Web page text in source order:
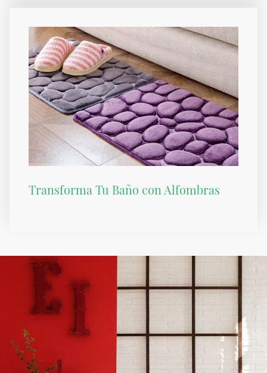
Transforma Tu Baño con Alfombras